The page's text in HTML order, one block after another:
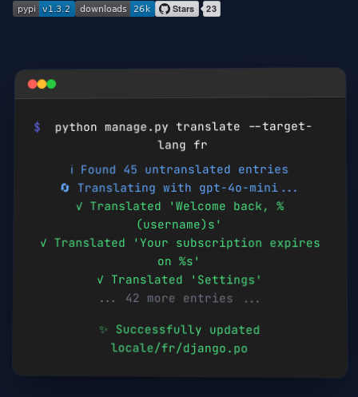
$ python manage.py translate --target-
lang fr
ℹ️ Found 45 untranslated entries
🔄 Translating with gpt-4o-mini...
✓ Translated 'Welcome back, %
(username)s'
✓ Translated 'Your subscription expires
on %s'
✓ Translated 'Settings'
... 42 more entries ...
✨ Successfully updated
locale/fr/django.po